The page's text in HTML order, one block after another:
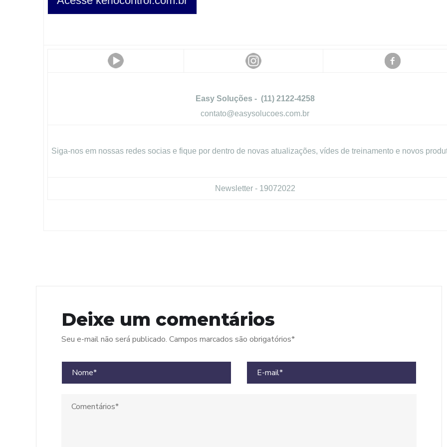
Easy Soluções - (11) 2122-4258
contato@easysolucoes.com.br
Siga-nos em nossas redes socias e fique por dentro de novas atualizações, vídes de treinamento e novos
Newsletter - 19072022
Deixe um comentários
Seu e-mail não será publicado. Campos marcados são obrigatórios*